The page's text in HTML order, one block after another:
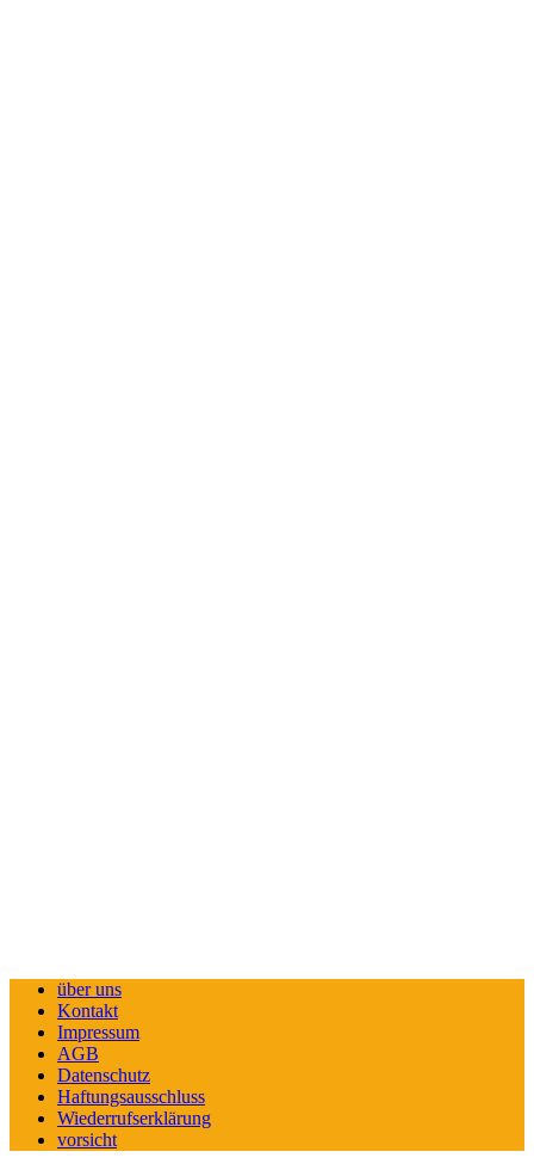
über uns
Kontakt
Impressum
AGB
Datenschutz
Haftungsausschluss
Wiederrufserklärung
vorsicht